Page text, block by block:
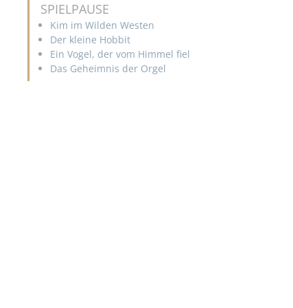
SPIELPAUSE
Kim im Wilden Westen
Der kleine Hobbit
Ein Vogel, der vom Himmel fiel
Das Geheimnis der Orgel